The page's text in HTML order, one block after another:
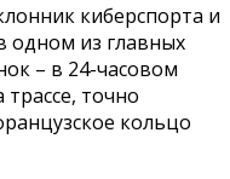
киберспорта и
одном из главных
– в 24-часовом
точно
кольцо